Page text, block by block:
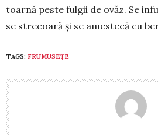
toarnă pes­te ful­gii de ovăz. Se
se stre­coa­ră și se a­mes­tecă cu
TAGS: FRUMUSEȚE